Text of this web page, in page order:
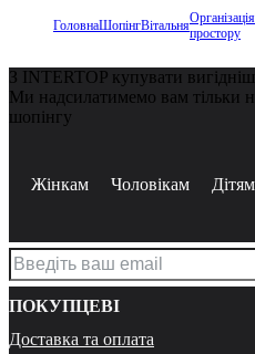
ГоловнаШопінгВітальняОрганізація
простору
З INTERTOP купувати
Ми надсилатимемо вам тільки
шопінгу
Жінкам Чоловікам Дітям
ПОКУПЦЕВІ
Доставка та оплата